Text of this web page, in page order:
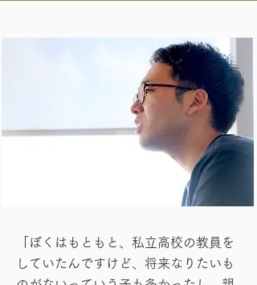
「ぼくはもともと、私立高校の教員を
していたんですけど、将来なりたいも